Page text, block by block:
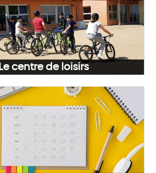
Le centre de loisirs